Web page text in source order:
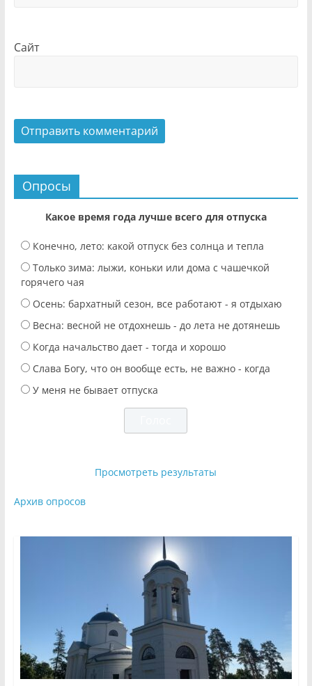
Сайт
Опросы
Какое время года лучше всего для отпуска
Конечно, лето: какой отпуск без солнца и тепла
Только зима: лыжи, коньки или дома с чашечкой
горячего чая
Осень: бархатный сезон, все работают - я отдыхаю
Весна: весной не отдохнешь - до лета не дотянешь
Когда начальство дает - тогда и хорошо
Слава Богу, что он вообще есть, не важно - когда
У меня не бывает отпуска
Просмотреть результаты
Архив опросов